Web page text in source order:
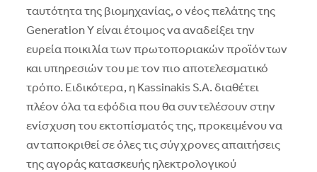
ταυτότητα της βιομηχανίας, ο νέος πελάτης της
Generation Y είναι έτοιμος να αναδείξει την
ευρεία ποικιλία των πρωτοποριακών προϊόντων
και υπηρεσιών του με τον πιο αποτελεσματικό
τρόπο. Ειδικότερα, η Kassinakis S.A. διαθέτει
πλέον όλα τα εφόδια που θα συντελέσουν στην
ενίσχυση του εκτοπίσματός της, προκειμένου να
ανταποκριθεί σε όλες τις σύγχρονες απαιτήσεις
της αγοράς κατασκευής ηλεκτρολογικού